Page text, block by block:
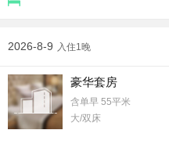
2026-8-9 入住1晚
豪华套房
含单早 55平米
大/双床